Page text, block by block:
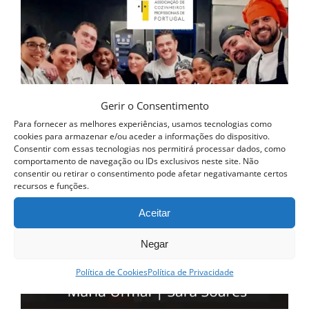
Gerir o Consentimento
Para fornecer as melhores experiências, usamos tecnologias como
cookies para armazenar e/ou aceder a informações do dispositivo.
Consentir com essas tecnologias nos permitirá processar dados, como
comportamento de navegação ou IDs exclusivos neste site. Não
consentir ou retirar o consentimento pode afetar negativamante certos
recursos e funções.
Aceitar
Negar
Política de CookiesPolítica de Privacidade